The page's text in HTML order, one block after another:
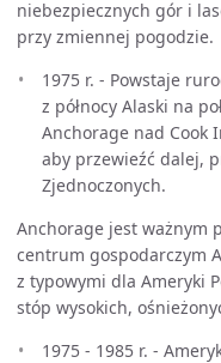
niebezpiecznych gór i
przy zmiennej pogodzie.
1975 r. - Powstaje
z północy Alaski na
Anchorage nad Cook
aby przewieźć dalej,
Zjednoczonych.
Anchorage jest ważnym
centrum gospodarczym
z typowymi dla Ameryki
stóp wysokich,
1975 - 1985 r. -